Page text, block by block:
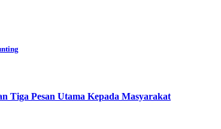
Tiga Pesan Utama Kepada Masyarakat